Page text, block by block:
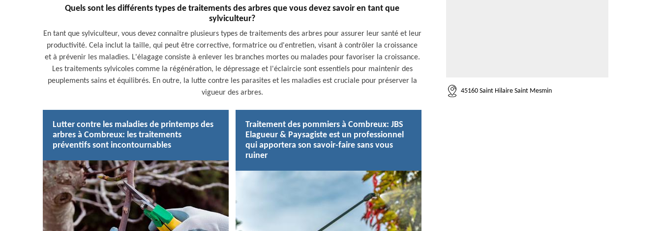
Quels sont les différents types de traitements des arbres que vous devez savoir en tant que
sylviculteur?
En tant que sylviculteur, vous devez connaître plusieurs types de traitements des arbres pour assurer leur santé et leur
productivité. Cela inclut la taille, qui peut être corrective, formatrice ou d'entretien, visant à contrôler la croissance
et à prévenir les maladies. L'élagage consiste à enlever les branches mortes ou malades pour favoriser la croissance.
Les traitements sylvicoles comme la régénération, le dépressage et l'éclaircie sont essentiels pour maintenir des
peuplements sains et équilibrés. En outre, la lutte contre les parasites et les maladies est cruciale pour préserver la
vigueur des arbres.
Lutter contre les maladies de printemps des
arbres à Combreux: les traitements
préventifs sont incontournables
Traitement des pommiers à Combreux: JBS
Elagueur & Paysagiste est un professionnel
qui apportera son savoir-faire sans vous
ruiner
45160 Saint Hilaire Saint Mesmin